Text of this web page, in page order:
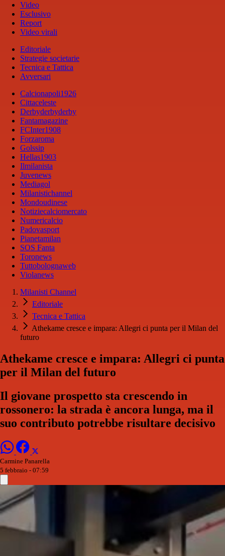
Video
Esclusivo
Report
Video virali
Editoriale
Strategie societarie
Tecnica e Tattica
Avversari
Calcionapoli1926
Cittaceleste
Derbyderbyderby
Fantamagazine
FCInter1908
Forzaroma
Golssip
Hellas1903
Ilmilanista
Juvenews
Mediagol
Milanistichannel
Mondoudinese
Notiziecalciomercato
Numericalcio
Padovasport
Pianetamilan
SOS Fanta
Toronews
Tuttobolognaweb
Violanews
Milanisti Channel
Editoriale
Tecnica e Tattica
Athekame cresce e impara: Allegri ci punta per il Milan del
futuro
Athekame cresce e impara: Allegri ci punta
per il Milan del futuro
Il giovane prospetto sta crescendo in
rossonero: la strada è ancora lunga, ma il
suo contributo potrebbe risultare decisivo
Carmine Panarella
5 febbraio - 07:59